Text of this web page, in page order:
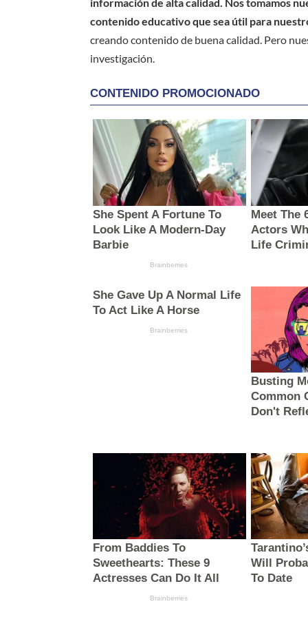
información de alta calidad. Nos tomamos
contenido educativo que sea útil para
creando contenido de buena calidad. Pero
investigación.